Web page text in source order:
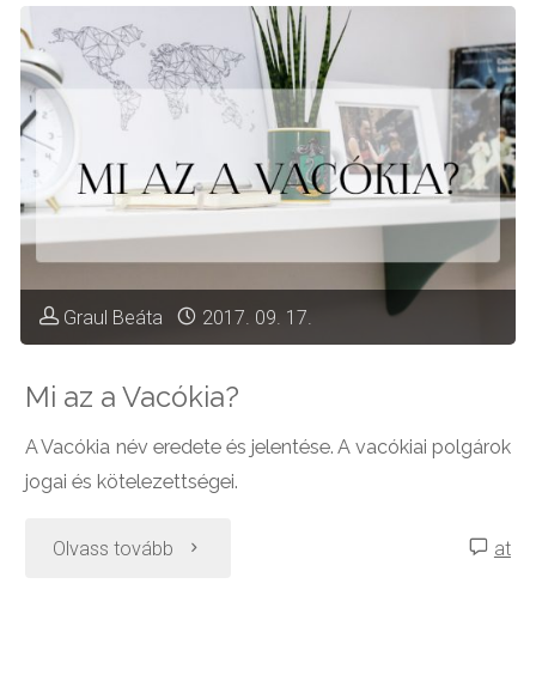
Graul Beáta 2017. 09. 17.
Mi az a Vacókia?
A Vacókia név eredete és jelentése. A vacókiai polgárok
jogai és kötelezettségei.
Olvass tovább "Mi at